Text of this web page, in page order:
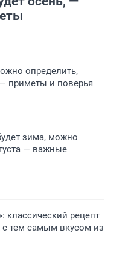
определить,
приметы и поверья
зима, можно
— важные
классический рецепт
тем самым вкусом из